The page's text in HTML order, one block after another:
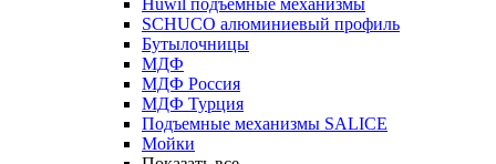
Huwil подъемные механизмы
SCHUCO алюминиевый профиль
Бутылочницы
МДФ
МДФ Россия
МДФ Турция
Подъемные механизмы SALICE
Мойки